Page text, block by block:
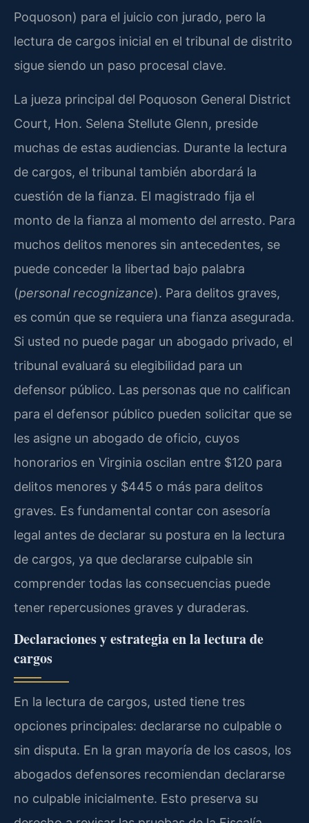
Poquoson) para el juicio con jurado, pero la
lectura de cargos inicial en el tribunal de distrito
sigue siendo un paso procesal clave.
La jueza principal del Poquoson General District
Court, Hon. Selena Stellute Glenn, preside
muchas de estas audiencias. Durante la lectura
de cargos, el tribunal también abordará la
cuestión de la fianza. El magistrado fija el
monto de la fianza al momento del arresto. Para
muchos delitos menores sin antecedentes, se
puede conceder la libertad bajo palabra
(personal recognizance). Para delitos graves,
es común que se requiera una fianza asegurada.
Si usted no puede pagar un abogado privado, el
tribunal evaluará su elegibilidad para un
defensor público. Las personas que no califican
para el defensor público pueden solicitar que se
les asigne un abogado de oficio, cuyos
honorarios en Virginia oscilan entre $120 para
delitos menores y $445 o más para delitos
graves. Es fundamental contar con asesoría
legal antes de declarar su postura en la lectura
de cargos, ya que declararse culpable sin
comprender todas las consecuencias puede
tener repercusiones graves y duraderas.
Declaraciones y estrategia en la lectura de
cargos
En la lectura de cargos, usted tiene tres
opciones principales: declararse no culpable o
sin disputa. En la gran mayoría de los casos, los
abogados defensores recomiendan declararse
no culpable inicialmente. Esto preserva su